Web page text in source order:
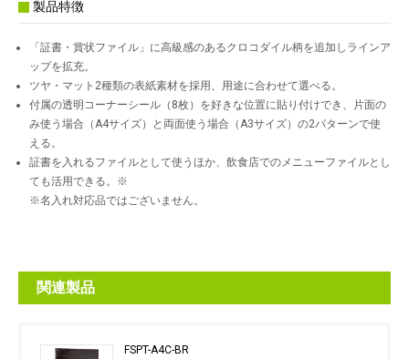
製品特徴
「証書・賞状ファイル」に高級感のあるクロコダイル柄を追加しラインア
ップを拡充。
ツヤ・マット2種類の表紙素材を採用、用途に合わせて選べる。
付属の透明コーナーシール（8枚）を好きな位置に貼り付けでき、片面の
み使う場合（A4サイズ）と両面使う場合（A3サイズ）の2パターンで使
える。
証書を入れるファイルとして使うほか、飲食店でのメニューファイルとし
ても活用できる。※
※名入れ対応品ではございません。
関連製品
FSPT-A4C-BR